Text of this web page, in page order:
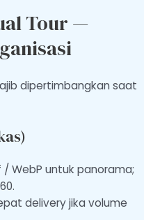
Tour —
dipertimbangkan saat
/ WebP untuk panorama;
delivery jika volume